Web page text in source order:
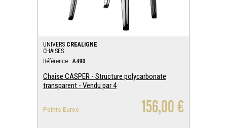
UNIVERS CREALIGNE
CHAISES
Référence :A490
Chaise CASPER - Structure polycarbonate
transparent - Vendu par 4
Points Euros
:
156,00 €